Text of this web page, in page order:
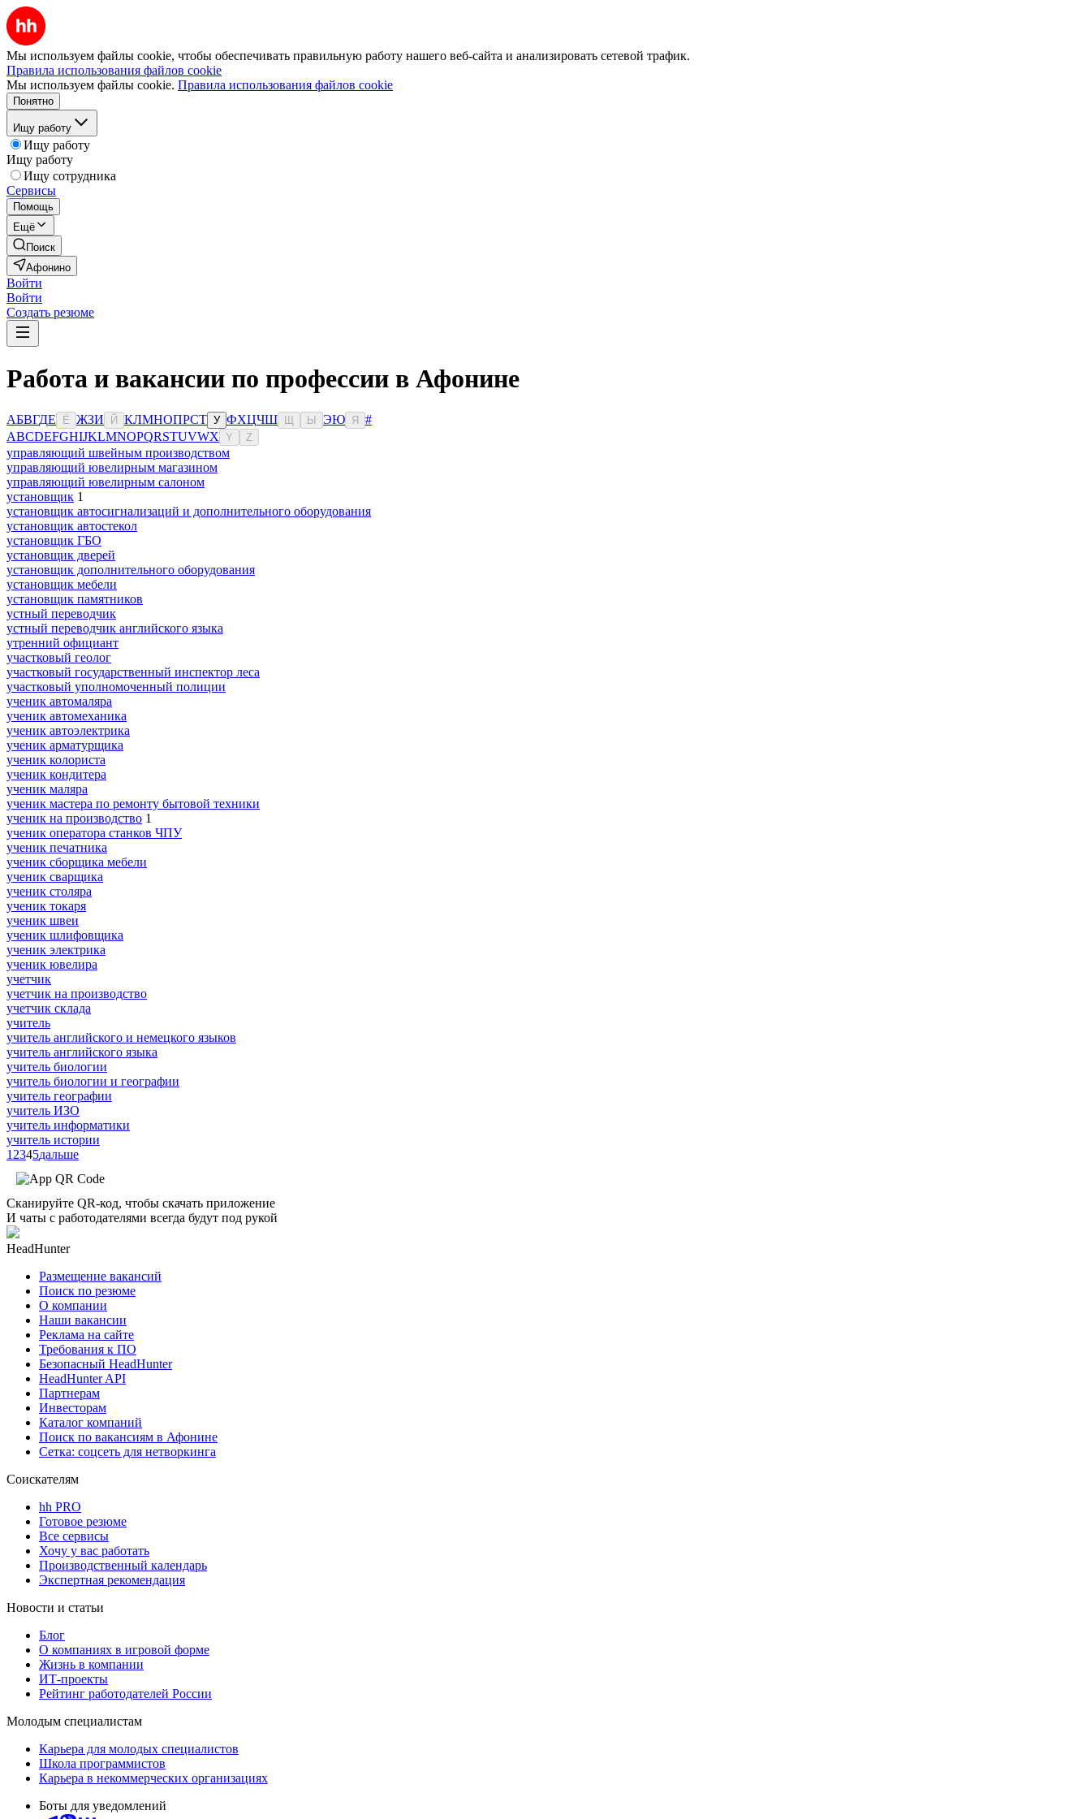
Мы используем файлы cookie, чтобы обеспечивать правильную работу нашего веб-сайта и анализировать сетевой трафик.
Правила использования файлов cookie
Мы используем файлы cookie. Правила использования файлов cookie
Понятно
Ищу работу
Ищу работу
Ищу работу
Ищу сотрудника
Сервисы
Помощь
Ещё
Поиск
Афонино
Войти
Войти
Создать резюме
Работа и вакансии по профессии в Афонине
АБВГДЕ Ё ЖЗИ Й КЛМНОПРСТ У ФХЦЧШ Ы ЭЮ Я
#
ABCDEFGHIJKLMNOPQRSTUVWX Y Z
управляющий швейным производством
управляющий ювелирным магазином
управляющий ювелирным салоном
установщик 1
установщик автосигнализаций и дополнительного оборудования
установщик автостекол
установщик ГБО
установщик дверей
установщик дополнительного оборудования
установщик мебели
установщик памятников
устный переводчик
устный переводчик английского языка
утренний официант
участковый геолог
участковый государственный инспектор леса
участковый уполномоченный полиции
ученик автомаляра
ученик автомеханика
ученик автоэлектрика
ученик арматурщика
ученик колориста
ученик кондитера
ученик маляра
ученик мастера по ремонту бытовой техники
ученик на производство 1
ученик оператора станков ЧПУ
ученик печатника
ученик сборщика мебели
ученик сварщика
ученик столяра
ученик токаря
ученик швеи
ученик шлифовщика
ученик электрика
ученик ювелира
учетчик
учетчик на производство
учетчик склада
учитель
учитель английского и немецкого языков
учитель английского языка
учитель биологии
учитель биологии и географии
учитель географии
учитель ИЗО
учитель информатики
учитель истории
1 2345дальше
Сканируйте QR-код, чтобы скачать приложение
И чаты с работодателями всегда будут под рукой
HeadHunter
Размещение вакансий
Поиск по резюме
О компании
Наши вакансии
Реклама на сайте
Требования к ПО
Безопасный HeadHunter
HeadHunter API
Партнерам
Инвесторам
Каталог компаний
Поиск по вакансиям в Афонине
Сетка: соцсеть для нетворкинга
Соискателям
hh PRO
Готовое резюме
Все сервисы
Хочу у вас работать
Производственный календарь
Экспертная рекомендация
Новости и статьи
Блог
О компаниях в игровой форме
Жизнь в компании
ИТ-проекты
Рейтинг работодателей России
Молодым специалистам
Карьера для молодых специалистов
Школа программистов
Карьера в некоммерческих организациях
Боты для уведомлений